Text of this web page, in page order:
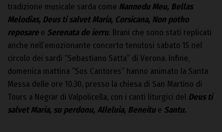
tradizione musicale sarda come Nannedu Meu, Bellas
Melodias, Deus ti salvet Maria, Corsicana, Non potho
reposare e Serenata de ierru. Brani che sono stati replicati
anche nell’emozionante concerto tenutosi sabato 15 nel
circolo dei sardi “Sebastiano Satta” di Verona. Infine,
domenica mattina “Sos Cantores” hanno animato la Santa
Messa delle ore 10.30, presso la chiesa di San Martino di
Tours a Negrar di Valpolicella, con i canti liturgici del Deus ti
salvet Maria, su perdonu, Alleluia, Beneitue Santu.